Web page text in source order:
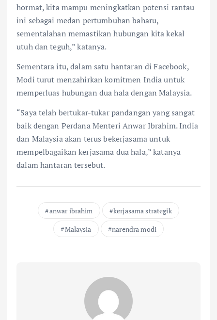
hormat, kita mampu meningkatkan potensi rantau
ini sebagai medan pertumbuhan baharu,
sementalahan memastikan hubungan kita kekal
utuh dan teguh,” katanya.
Sementara itu, dalam satu hantaran di Facebook,
Modi turut menzahirkan komitmen India untuk
memperluas hubungan dua hala dengan Malaysia.
“Saya telah bertukar-tukar pandangan yang sangat
baik dengan Perdana Menteri Anwar Ibrahim. India
dan Malaysia akan terus bekerjasama untuk
mempelbagaikan kerjasama dua hala,” katanya
dalam hantaran tersebut.
anwar ibrahim
kerjasama strategik
Malaysia
narendra modi